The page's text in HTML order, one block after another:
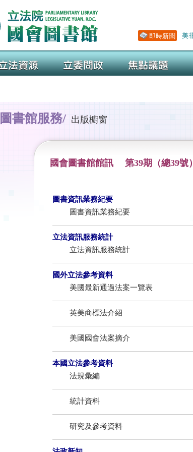
圖書館服務/ 出版櫥窗
國會圖書館館訊 第39期（總39號）
圖書資訊業務紀要
圖書資訊業務紀要
立法資訊服務統計
立法資訊服務統計
國外立法參考資料
美國最新通過法案一覽表
英美商標法介紹
美國國會法案摘介
本國立法參考資料
法規彙編
統計資料
研究及參考資料